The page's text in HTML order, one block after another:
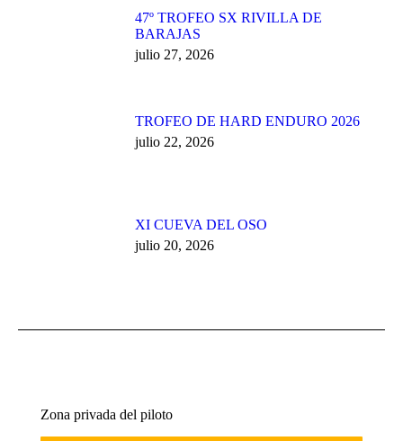
47º TROFEO SX RIVILLA DE
BARAJAS
julio 27, 2026
TROFEO DE HARD ENDURO 2026
julio 22, 2026
XI CUEVA DEL OSO
julio 20, 2026
Zona privada del piloto